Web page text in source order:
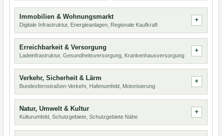
Immobilien & Wohnungsmarkt
Digitale Infrastruktur, Energieanlagen, Regionale Kaufkraft
Erreichbarkeit & Versorgung
Ladeinfrastruktur, Gesundheitsversorgung, Krankenhausversorgung
Verkehr, Sicherheit & Lärm
Bundesfernstraßen-Verkehr, Hafenumfeld, Motorisierung
Natur, Umwelt & Kultur
Kulturumfeld, Schutzgebiete, Schutzgebiete Nähe